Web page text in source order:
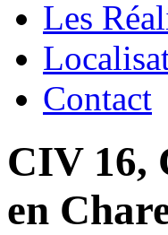
Les
Contact
CIV 16,
en